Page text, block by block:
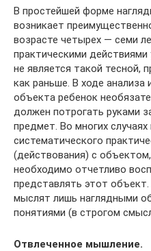
В простейшей форме
возникает
возрасте четырех — семи
практическими действиями
не является такой тесной,
как раньше. В ходе анализа
объекта ребенок
должен потрогать руками
предмет. Во многих случаях
систематического
(действования) с
необходимо отчетливо
представлять этот
мыслят лишь наглядными
понятиями (в строгом
Отвлеченное мышление.